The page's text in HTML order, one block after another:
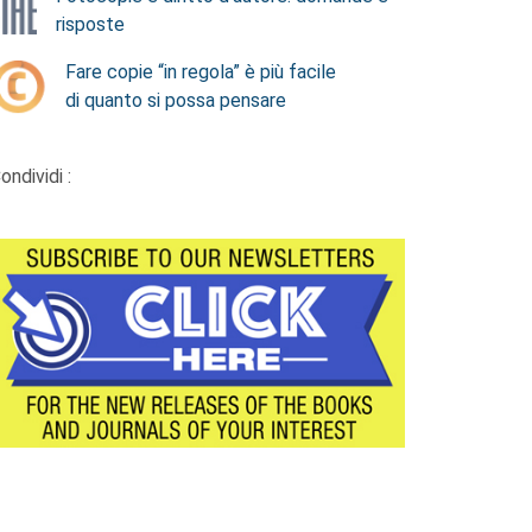
risposte
Fare copie “in regola” è più facile
di quanto si possa pensare
: